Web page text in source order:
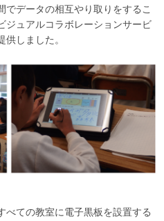
データの相互やり取りをするこ
ジュアルコラボレーションサービ
しました。
べての教室に電子黒板を設置する